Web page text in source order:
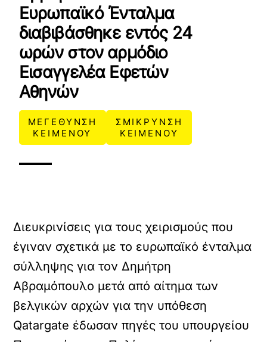
Ευρωπαϊκό Ένταλμα
διαβιβάσθηκε εντός 24
ωρών στον αρμόδιο
Εισαγγελέα Εφετών
Αθηνών
ΜΕΓΕΘΥΝΣΗ
ΚΕΙΜΕΝΟΥ
ΣΜΙΚΡΥΝΣΗ
ΚΕΙΜΕΝΟΥ
Διευκρινίσεις για τους χειρισμούς που
έγιναν σχετικά με το ευρωπαϊκό ένταλμα
σύλληψης για τον Δημήτρη
Αβραμόπουλο μετά από αίτημα των
βελγικών αρχών για την υπόθεση
Qatargate έδωσαν πηγές του υπουργείου